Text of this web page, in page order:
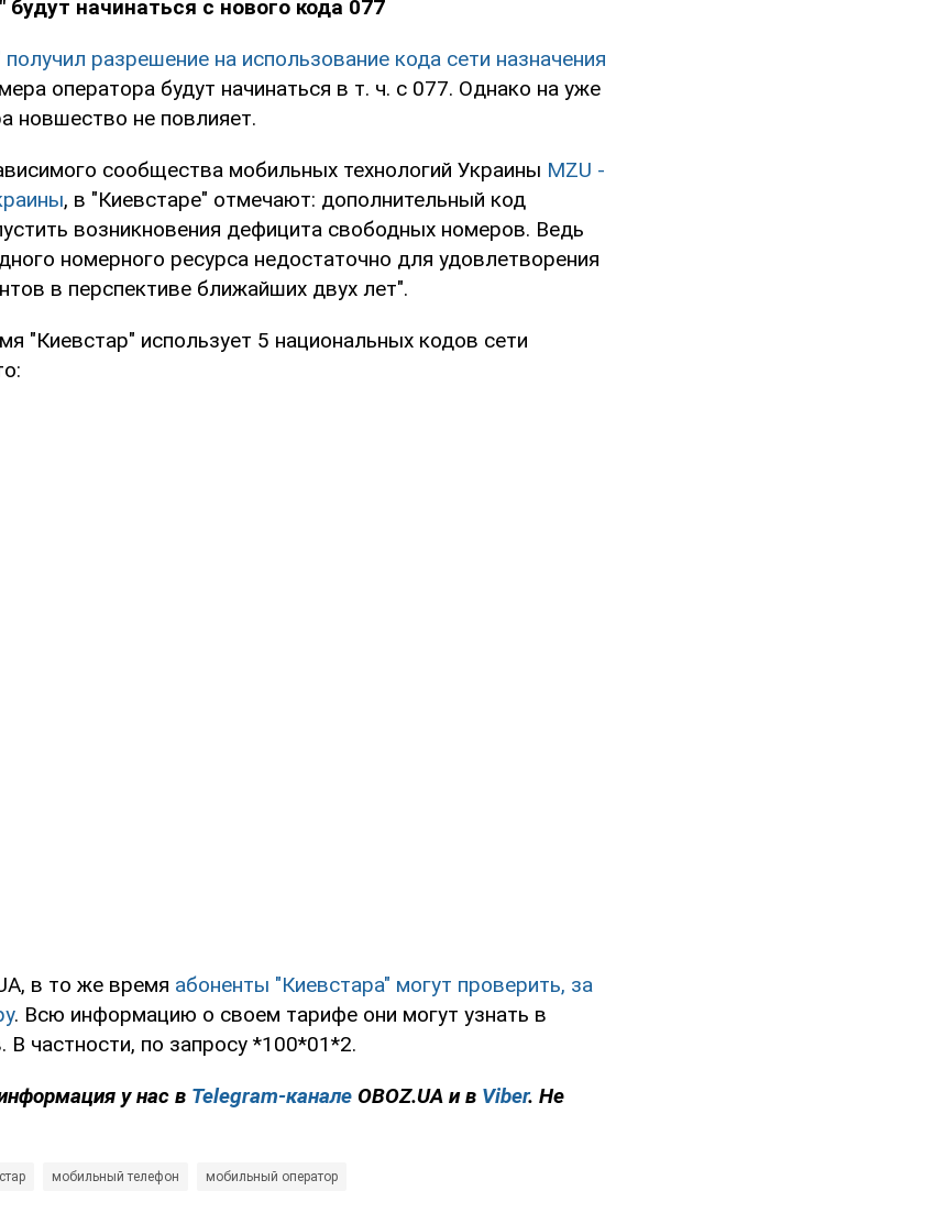
начинаться с нового кода 077
получил разрешение на использование кода сети назначения
оператора будут начинаться в т. ч. с 077. Однако на уже
новшество не повлияет.
сообщества мобильных технологий Украины MZU -
, в "Киевстаре" отмечают: дополнительный код
возникновения дефицита свободных номеров. Ведь
номерного ресурса недостаточно для удовлетворения
в перспективе ближайших двух лет".
"Киевстар" использует 5 национальных кодов сети
в то же время абоненты "Киевстара" могут проверить, за
. Всю информацию о своем тарифе они могут узнать в
В частности, по запросу *100*01*2.
у нас в Telegram-канале OBOZ.UA и в Viber. Не
мобильный телефон мобильный оператор